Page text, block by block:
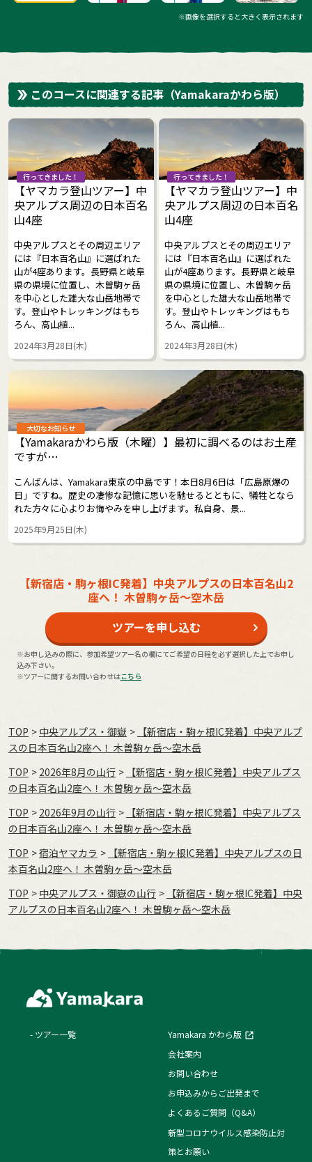
※画像を選択すると大きく表示されます
このコースに関連する記事 （Yamakaraかわら版）
行ってきました！
【ヤマカラ登山ツアー】中
央アルプス周辺の日本百名
山4座
中央アルプスとその周辺エリア
には『日本百名山』に選ばれた
山が4座あります。長野県と岐阜
県の県境に位置し、木曽駒ヶ岳
を中心とした雄大な山岳地帯で
す。登山やトレッキングはもち
ろん、高山植...
2024年3月28日(木)
行ってきました！
【ヤマカラ登山ツアー】中
央アルプス周辺の日本百名
山4座
中央アルプスとその周辺エリア
には『日本百名山』に選ばれた
山が4座あります。長野県と岐阜
県の県境に位置し、木曽駒ヶ岳
を中心とした雄大な山岳地帯で
す。登山やトレッキングはもち
ろん、高山植...
2024年3月28日(木)
大切なお知らせ
【Yamakaraかわら版（木曜）】最初に調べるのはお土産
ですが…
こんばんは、Yamakara東京の中島です！本日8月6日は「広島原爆の
日」ですね。歴史の凄惨な記憶に思いを馳せるとともに、犠牲となら
れた方々に心よりお悔やみを申し上げます。私自身、景...
2025年9月25日(木)
【新宿店・駒ヶ根IC発着】中央アルプスの日本百名山2
座へ！ 木曽駒ヶ岳～空木岳
ツアーを申し込む
※お申し込みの際に、参加希望ツアー名の欄にてご希望の日程を必ず選択した上でお申し
込み下さい。
※ツアーに関するお問い合わせはこちら
TOP 中央アルプス・御嶽
【新宿店・駒ヶ根IC発着】中央アルプ
スの日本百名山2座へ！ 木曽駒ヶ岳～空木岳
TOP
2026年8月の⼭⾏
【新宿店・駒ヶ根IC発着】中央アルプス
の日本百名山2座へ！ 木曽駒ヶ岳～空木岳
TOP
2026年9月の⼭⾏
【新宿店・駒ヶ根IC発着】中央アルプス
の日本百名山2座へ！ 木曽駒ヶ岳～空木岳
TOP
宿泊ヤマカラ
【新宿店・駒ヶ根IC発着】中央アルプスの日
本百名山2座へ！ 木曽駒ヶ岳～空木岳
TOP
中央アルプス・御嶽の山行
【新宿店・駒ヶ根IC発着】中央
アルプスの日本百名山2座へ！ 木曽駒ヶ岳～空木岳
ツアー一覧
Yamakara かわら版
会社案内
お問い合わせ
お申込みからご出発まで
よくあるご質問（Q&A）
新型コロナウイルス感染防止対
策とお願い